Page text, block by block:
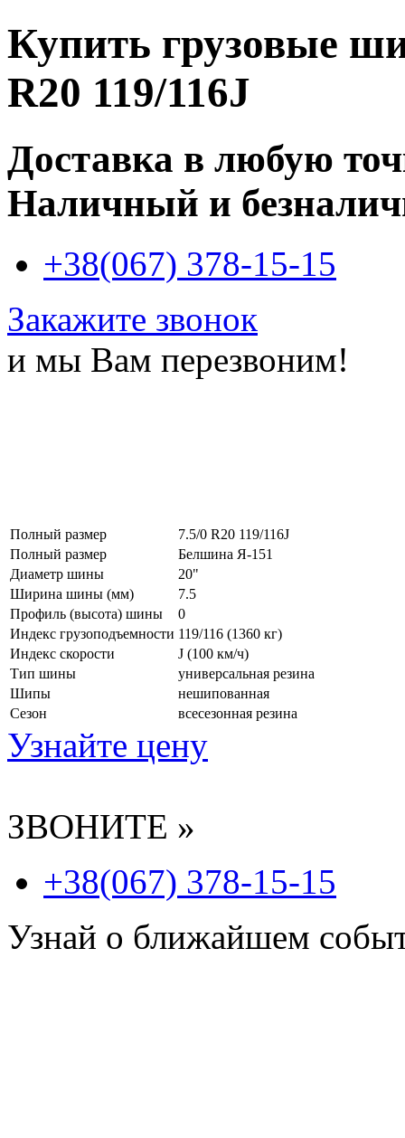
Купить грузовые
R20 119/116J
Доставка в любую
Наличный и
+38(067) 378-15-15
Закажите звонок
и мы Вам перезвоним!
Полный размер
7.5/0 R20 119/116J
Полный размер
Белшина Я-151
Диаметр шины
20"
Ширина шины (мм)
7.5
Профиль (высота) шины
0
Индекс грузоподъемности 119/116 (1360 кг)
Индекс скорости
J (100 км/ч)
Тип шины
универсальная резина
Шипы
нешипованная
Сезон
всесезонная резина
Узнайте цену
ЗВОНИТЕ »
+38(067) 378-15-15
Узнай о ближайшем